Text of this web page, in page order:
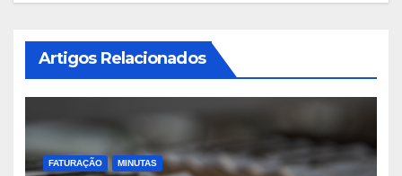
Artigos Relacionados
FATURAÇÃO MINUTAS